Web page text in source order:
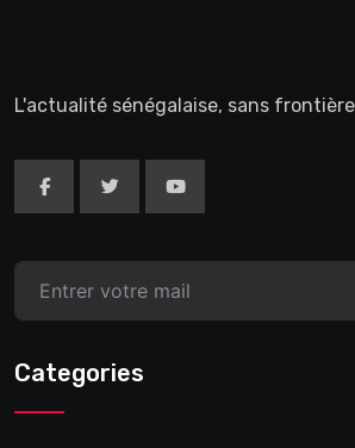
L'actualité sénégalaise, sans
Categories